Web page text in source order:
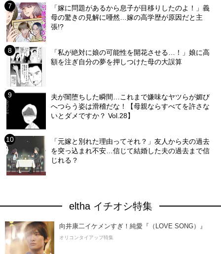
「嫁に問題があるから息子が目移りしたのよ！」義
母の驚きの見解に唖然…嫁の高学歴が原因だと主
張!?
「私が絶対に娘の可能性を開花させる…！」娘に高
額を注ぎ自分の夢を押しつけた母の大誤算
夫が闇堕ちした瞬間…これまで嫌味なヤツらが媚び
へつらう姿は滑稽だな！【母親ならすべてを許さな
いとダメですか？ Vol.28】
「元嫁と別れた理由ってそれ？」友人から夫の過去
を突っ込まれ不安…信じて結婚した夫の過去まで信
じれる？
eltha イチオシ特集
向井康二イケメンすぎ！純愛『（LOVE SONG）』
オリコンタイアップ特集